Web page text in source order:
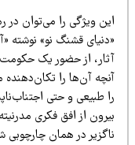
ویژگی را می‌توان در رمان‌هایی چون
قشنگ نو» نوشته
از حضور یک حکومت
آن‌ها را تکان‌دهنده
طبیعی و حتی اجتناب‌ناپذیر
از افق فکری مدرنیته و
در همان چارچوبی